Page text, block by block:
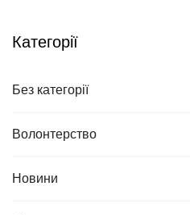
Категорії
Без категорії
Волонтерство
Новини